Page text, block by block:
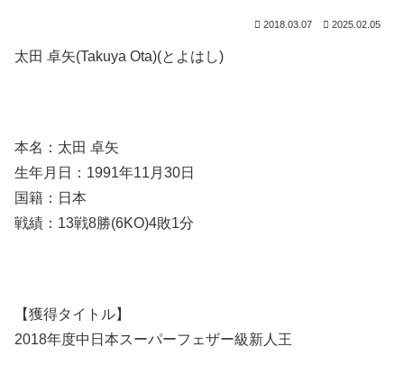
2018.03.07 2025.02.05
太田 卓矢(Takuya Ota)(とよはし)
本名：太田 卓矢
生年月日：1991年11月30日
国籍：日本
戦績：13戦8勝(6KO)4敗1分
【獲得タイトル】
2018年度中日本スーパーフェザー級新人王